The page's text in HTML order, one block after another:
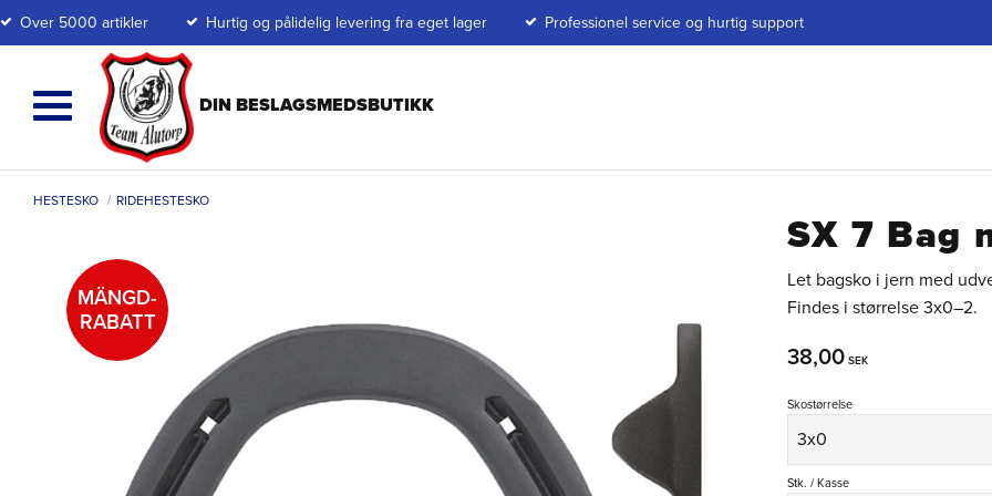
Over 5000 artikler Hurtig og pålidelig levering fra eget lager Professionel service og hurtig support
HESTESKO RIDEHESTESKO
SX 7 Bag
Let bagsko i jern med
Findes i størrelse 3x0–2.
MÄNGD-
RABATT
38,00SEK
Skostørrelse
Stk. / Kasse